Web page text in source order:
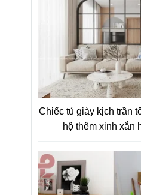
Chiếc tủ giày kịch trần
hộ thêm xinh xắn